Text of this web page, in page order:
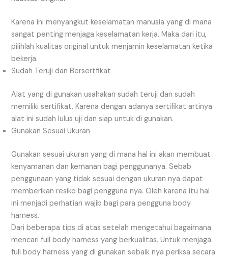
Karena ini menyangkut keselamatan manusia yang di mana
sangat penting menjaga keselamatan kerja. Maka dari itu,
pilihlah kualitas original untuk menjamin keselamatan ketika
bekerja.
Sudah Teruji dan Bersertfikat
Alat yang di gunakan usahakan sudah teruji dan sudah
memiliki sertifikat. Karena dengan adanya sertifikat artinya
alat ini sudah lulus uji dan siap untuk di gunakan.
Gunakan Sesuai Ukuran
Gunakan sesuai ukuran yang di mana hal ini akan membuat
kenyamanan dan kemanan bagi penggunanya. Sebab
penggunaan yang tidak sesuai dengan ukuran nya dapat
memberikan resiko bagi pengguna nya. Oleh karena itu hal
ini menjadi perhatian wajib bagi para pengguna body
harness.
Dari beberapa tips di atas setelah mengetahui bagaimana
mencari full body harness yang berkualitas. Untuk menjaga
full body harness yang di gunakan sebaik nya periksa secara